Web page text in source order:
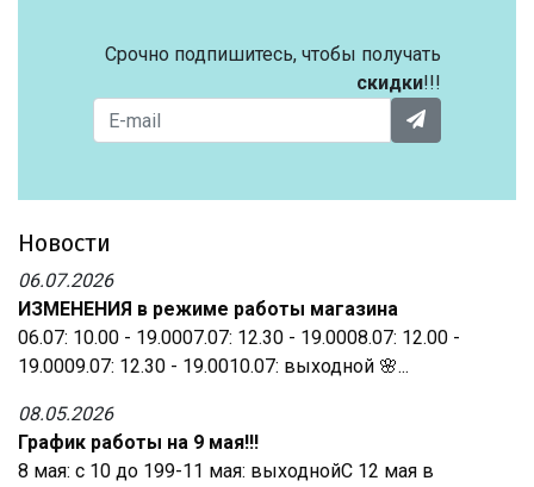
Срочно подпишитесь, чтобы получать
скидки!!!
Новости
06.07.2026
ИЗМЕНЕНИЯ в режиме работы магазина
06.07: 10.00 - 19.0007.07: 12.30 - 19.0008.07: 12.00 -
19.0009.07: 12.30 - 19.0010.07: выходной 🌸...
08.05.2026
График работы на 9 мая!!!
8 мая: с 10 до 199-11 мая: выходнойС 12 мая в